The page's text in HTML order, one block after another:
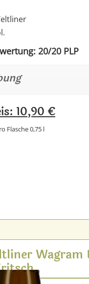
20/20 PLP
10,90 €
Flasche 0,75 l
Wagram